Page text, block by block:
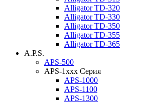
Alligator TD-320
Alligator TD-330
Alligator TD-350
Alligator TD-355
Alligator TD-365
A.P.S.
APS-500
APS-1xxx Серия
APS-1000
APS-1100
APS-1300